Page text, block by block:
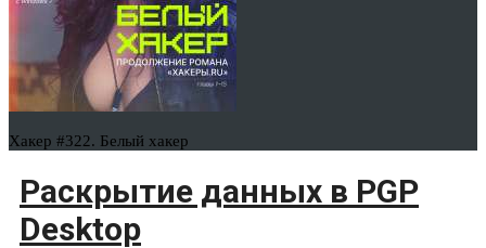
Хакер #322. Белый хакер
Раскрытие данных в PGP
Desktop